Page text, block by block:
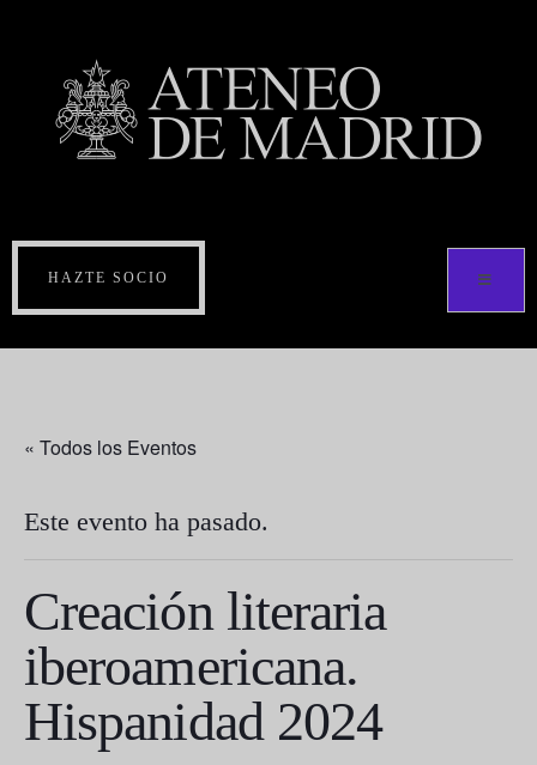
HAZTE SOCIO
« Todos los Eventos
Este evento ha pasado.
Creación literaria
iberoamericana.
Hispanidad 2024